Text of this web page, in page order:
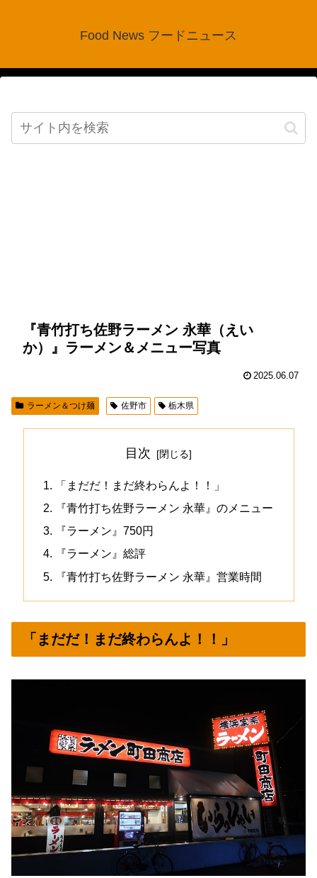
Food News フードニュース
『青竹打ち佐野ラーメン 永華（えい
か）』ラーメン＆メニュー写真
2025.06.07
ラーメン＆つけ麺 佐野市 栃木県
目次
「まだだ！まだ終わらんよ！！」
『青竹打ち佐野ラーメン 永華』のメニュー
『ラーメン』750円
『ラーメン』総評
『青竹打ち佐野ラーメン 永華』営業時間
「まだだ！まだ終わらんよ！！」